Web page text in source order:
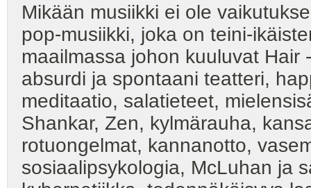
Mikään musiikki ei ole
pop-musiikki, joka on teini-
maailmassa johon kuuluvat
absurdi ja spontaani teatteri,
meditaatio, salatieteet,
Shankar, Zen, kylmärauha,
rotuongelmat, kannanotto,
sosiaalipsykologia, McLuhan ja